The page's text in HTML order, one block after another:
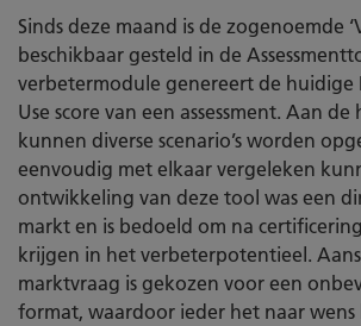
Sinds deze maand is de zogenoemde
beschikbaar gesteld in de
verbetermodule genereert de huidige
Use score van een assessment. Aan
kunnen diverse scenario’s worden
eenvoudig met elkaar vergeleken
ontwikkeling van deze tool was een
markt en is bedoeld om na
krijgen in het verbeterpotentieel.
marktvraag is gekozen voor een
format, waardoor ieder het naar wens